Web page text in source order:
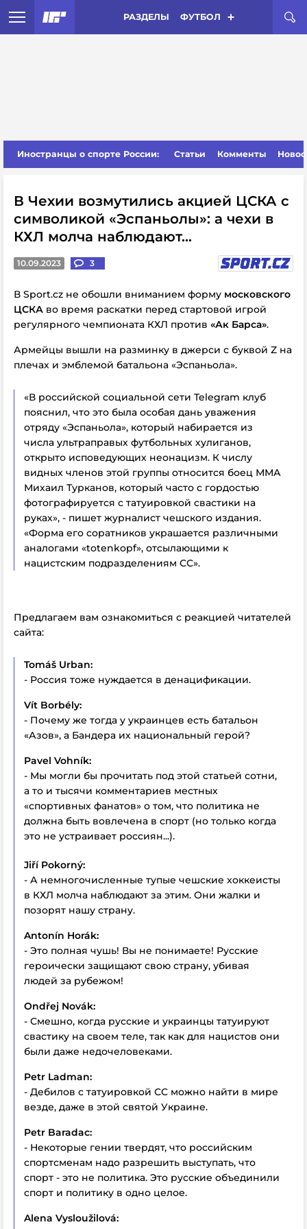
РАЗДЕЛЫ ФУТБОЛ
Иностранцы о спорте России: Статьи Комменты
В Чехии возмутились акцией ЦСКА с
символикой «Эспаньолы»: а чехи в
КХЛ молча наблюдают...
10.09.2023 3
В Sport.cz не обошли вниманием форму московского
ЦСКА во время раскатки перед стартовой игрой
регулярного чемпионата КХЛ против «Ак Барса».
Армейцы вышли на разминку в джерси с буквой Z на
плечах и эмблемой батальона «Эспаньола».
«В российской социальной сети Telegram клуб
пояснил, что это была особая дань уважения
отряду «Эспаньола», который набирается из
числа ультраправых футбольных хулиганов,
открыто исповедующих неонацизм. К числу
видных членов этой группы относится боец ММА
Михаил Турканов, который часто с гордостью
фотографируется с татуировкой свастики на
руках», - пишет журналист чешского издания.
«Форма его соратников украшается различными
аналогами «totenkopf», отсылающими к
нацистским подразделениям СС».
Предлагаем вам ознакомиться с реакцией читателей
сайта:
Tomáš Urban:
- Россия тоже нуждается в денацификации.
Vít Borbély:
- Почему же тогда у украинцев есть батальон
«Азов», а Бандера их национальный герой?
Pavel Vohník:
- Мы могли бы прочитать под этой статьей сотни,
а то и тысячи комментариев местных
«спортивных фанатов» о том, что политика не
должна быть вовлечена в спорт (но только когда
это не устраивает россиян...).
Jiří Pokorný:
- А немногочисленные тупые чешские хоккеисты
в КХЛ молча наблюдают за этим. Они жалки и
позорят нашу страну.
Antonín Horák:
- Это полная чушь! Вы не понимаете! Русские
героически защищают свою страну, убивая
людей за рубежом!
Ondřej Novák:
- Смешно, когда русские и украинцы татуируют
свастику на своем теле, так как для нацистов они
были даже недочеловеками.
Petr Ladman:
- Дебилов с татуировкой СС можно найти в мире
везде, даже в этой святой Украине.
Petr Baradac:
- Некоторые гении твердят, что российским
спортсменам надо разрешить выступать, что
спорт - это не политика. Это русские объединили
спорт и политику в одно целое.
Alena Vysloužilová: